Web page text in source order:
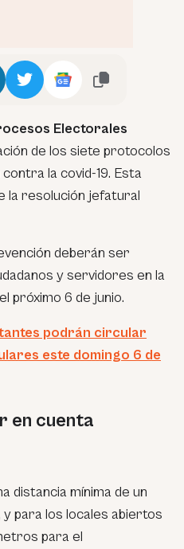
Electorales
de los siete protocolos
la covid-19. Esta
la resolución jefatural
deberán ser
y servidores en la
próximo 6 de junio.
podrán circular
este domingo 6 de
en cuenta
distancia mínima de un
para los locales abiertos
para el